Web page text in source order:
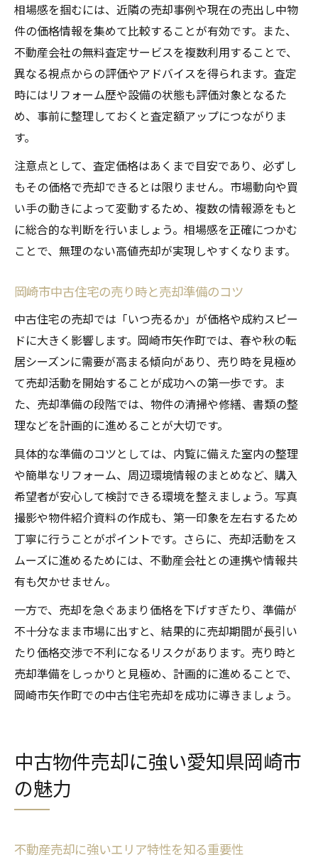
相場感を掴むには、近隣の売却事例や現在の売出し中物
件の価格情報を集めて比較することが有効です。また、
不動産会社の無料査定サービスを複数利用することで、
異なる視点からの評価やアドバイスを得られます。査定
時にはリフォーム歴や設備の状態も評価対象となるた
め、事前に整理しておくと査定額アップにつながりま
す。
注意点として、査定価格はあくまで目安であり、必ずし
もその価格で売却できるとは限りません。市場動向や買
い手の動きによって変動するため、複数の情報源をもと
に総合的な判断を行いましょう。相場感を正確につかむ
ことで、無理のない高値売却が実現しやすくなります。
岡崎市中古住宅の売り時と売却準備のコツ
中古住宅の売却では「いつ売るか」が価格や成約スピー
ドに大きく影響します。岡崎市矢作町では、春や秋の転
居シーズンに需要が高まる傾向があり、売り時を見極め
て売却活動を開始することが成功への第一歩です。ま
た、売却準備の段階では、物件の清掃や修繕、書類の整
理などを計画的に進めることが大切です。
具体的な準備のコツとしては、内覧に備えた室内の整理
や簡単なリフォーム、周辺環境情報のまとめなど、購入
希望者が安心して検討できる環境を整えましょう。写真
撮影や物件紹介資料の作成も、第一印象を左右するため
丁寧に行うことがポイントです。さらに、売却活動をス
ムーズに進めるためには、不動産会社との連携や情報共
有も欠かせません。
一方で、売却を急ぐあまり価格を下げすぎたり、準備が
不十分なまま市場に出すと、結果的に売却期間が長引い
たり価格交渉で不利になるリスクがあります。売り時と
売却準備をしっかりと見極め、計画的に進めることで、
岡崎市矢作町での中古住宅売却を成功に導きましょう。
中古物件売却に強い愛知県岡崎市
の魅力
不動産売却に強いエリア特性を知る重要性